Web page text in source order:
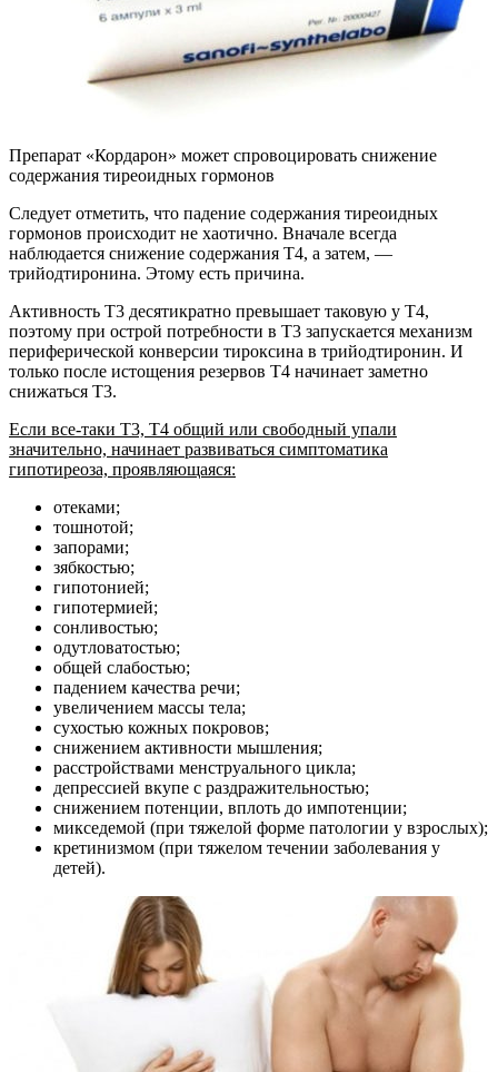
Препарат «Кордарон» может спровоцировать снижение
содержания тиреоидных гормонов
Следует отметить, что падение содержания тиреоидных
гормонов происходит не хаотично. Вначале всегда
наблюдается снижение содержания Т4, а затем, —
трийодтиронина. Этому есть причина.
Активность Т3 десятикратно превышает таковую у Т4,
поэтому при острой потребности в Т3 запускается механизм
периферической конверсии тироксина в трийодтиронин. И
только после истощения резервов Т4 начинает заметно
снижаться Т3.
Если все-таки Т3, Т4 общий или свободный упали
значительно, начинает развиваться симптоматика
гипотиреоза, проявляющаяся:
отеками;
тошнотой;
запорами;
зябкостью;
гипотонией;
гипотермией;
сонливостью;
одутловатостью;
общей слабостью;
падением качества речи;
увеличением массы тела;
сухостью кожных покровов;
снижением активности мышления;
расстройствами менструального цикла;
депрессией вкупе с раздражительностью;
снижением потенции, вплоть до импотенции;
микседемой (при тяжелой форме патологии у взрослых);
кретинизмом (при тяжелом течении заболевания у
детей).